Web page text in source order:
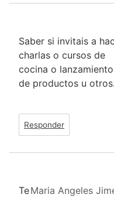
Saber si invitais a
charlas o cursos de
cocina o
de productos u otros.
Responder
Maria Angeles
Te